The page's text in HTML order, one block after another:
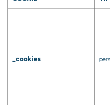
_cookies